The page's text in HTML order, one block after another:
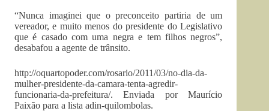
“Nunca imaginei que o preconceito partiria de um
vereador, e muito menos do presidente do Legislativo
que é casado com uma negra e tem filhos negros”,
desabafou a agente de trânsito.
http://oquartopoder.com/rosario/2011/03/no-dia-da-
mulher-presidente-da-camara-tenta-agredir-
funcionaria-da-prefeitura/. Enviada por Maurício
Paixão para a lista adin-quilombolas.